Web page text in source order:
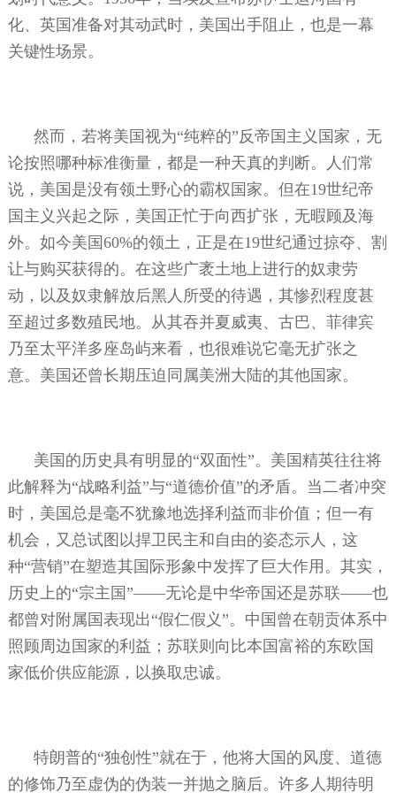
化、英国准备对其动武时，美国出手阻止，也是一幕
关键性场景。
然而，若将美国视为“纯粹的”反帝国主义国家，无
论按照哪种标准衡量，都是一种天真的判断。人们常
说，美国是没有领土野心的霸权国家。但在19世纪帝
国主义兴起之际，美国正忙于向西扩张，无暇顾及海
外。如今美国60%的领土，正是在19世纪通过掠夺、割
让与购买获得的。在这些广袤土地上进行的奴隶劳
动，以及奴隶解放后黑人所受的待遇，其惨烈程度甚
至超过多数殖民地。从其吞并夏威夷、古巴、菲律宾
乃至太平洋多座岛屿来看，也很难说它毫无扩张之
意。美国还曾长期压迫同属美洲大陆的其他国家。
美国的历史具有明显的“双面性”。美国精英往往将
此解释为“战略利益”与“道德价值”的矛盾。当二者冲突
时，美国总是毫不犹豫地选择利益而非价值；但一有
机会，又总试图以捍卫民主和自由的姿态示人，这
种“营销”在塑造其国际形象中发挥了巨大作用。其实，
历史上的“宗主国”——无论是中华帝国还是苏联——也
都曾对附属国表现出“假仁假义”。中国曾在朝贡体系中
照顾周边国家的利益；苏联则向比本国富裕的东欧国
家低价供应能源，以换取忠诚。
特朗普的“独创性”就在于，他将大国的风度、道德
的修饰乃至虚伪的伪装一并抛之脑后。许多人期待明